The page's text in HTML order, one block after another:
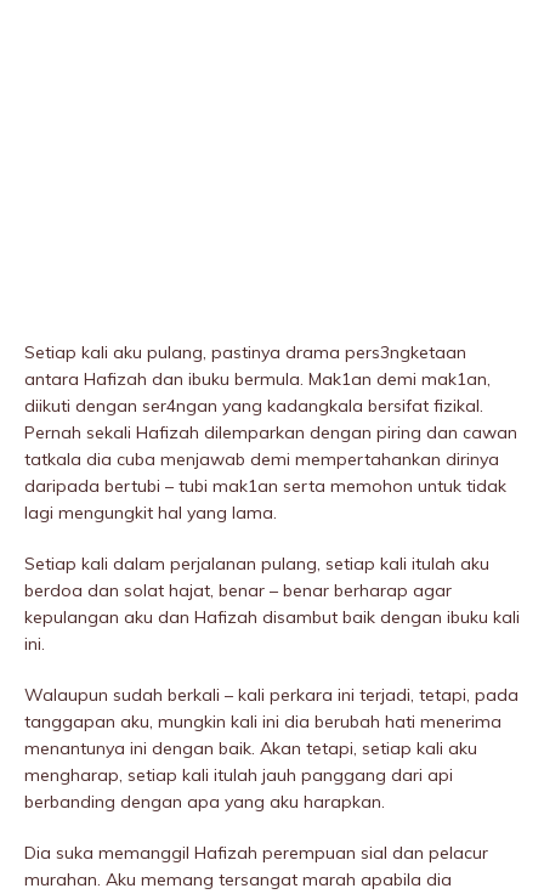
Setiap kali aku pulang, pastinya drama pers3ngketaan
antara Hafizah dan ibuku bermula. Mak1an demi mak1an,
diikuti dengan ser4ngan yang kadangkala bersifat fizikaI.
Pernah sekali Hafizah diIemparkan dengan piring dan cawan
tatkala dia cuba menjawab demi mempertahankan dirinya
daripada bertubi – tubi mak1an serta memohon untuk tidak
lagi mengungkit hal yang lama.
Setiap kali dalam perjalanan pulang, setiap kali itulah aku
berdoa dan solat hajat, benar – benar berharap agar
kepulangan aku dan Hafizah disambut baik dengan ibuku kali
ini.
Walaupun sudah berkali – kali perkara ini terjadi, tetapi, pada
tanggapan aku, mungkin kali ini dia berubah hati menerima
menantunya ini dengan baik. Akan tetapi, setiap kali aku
mengharap, setiap kali itulah jauh panggang dari api
berbanding dengan apa yang aku harapkan.
Dia suka memanggil Hafizah perempuan siaI dan peIacur
murahan. Aku memang tersangat marah apabila dia